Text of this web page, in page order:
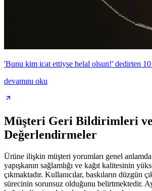
'Bunu kim icat ettiyse helal olsun!' dedirten
devamını oku
Müşteri Geri Bildirimleri ve
Değerlendirmeler
Ürüne ilişkin müşteri yorumları genel
yapışkanın sağlamlığı ve kağıt kalitesinin
çıkmaktadır. Kullanıcılar, baskıların düzgün
sürecinin sorunsuz olduğunu belirtmektedir.